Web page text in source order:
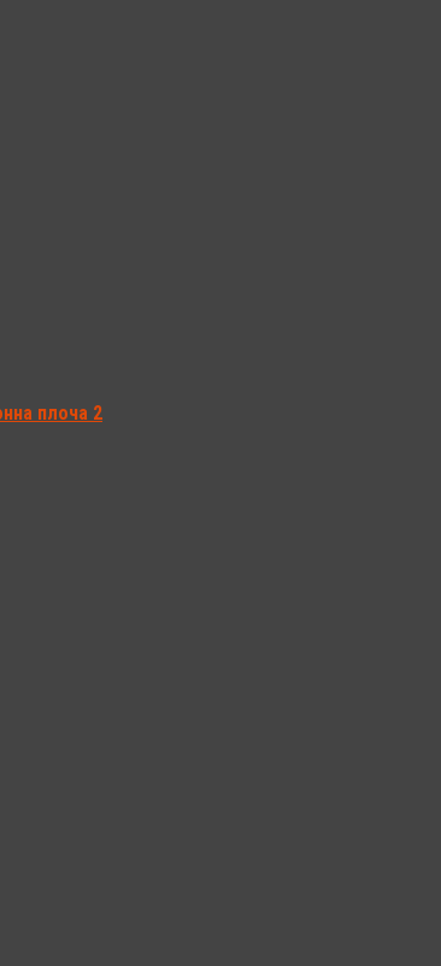
плоча 2